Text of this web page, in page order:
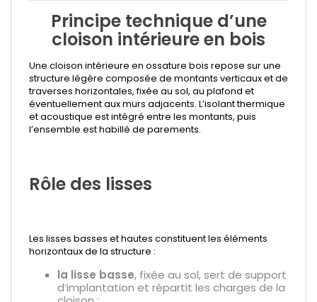
Principe technique d’une
cloison intérieure en bois
Une cloison intérieure en ossature bois repose sur une
structure légère composée de montants verticaux et de
traverses horizontales, fixée au sol, au plafond et
éventuellement aux murs adjacents. L’isolant thermique
et acoustique est intégré entre les montants, puis
l’ensemble est habillé de parements.
Rôle des lisses
Les lisses basses et hautes constituent les éléments
horizontaux de la structure :
la lisse basse, fixée au sol, sert de support
d’implantation et répartit les charges de la